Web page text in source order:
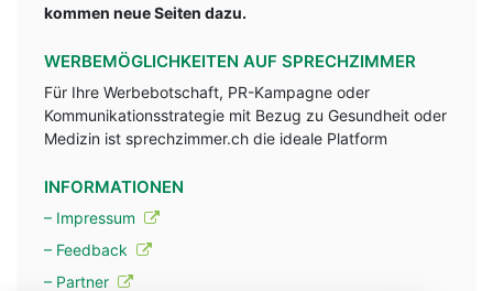
kommen neue Seiten dazu.
WERBEMÖGLICHKEITEN AUF SPRECHZIMMER
Für Ihre Werbebotschaft, PR-Kampagne oder
Kommunikationsstrategie mit Bezug zu Gesundheit oder
Medizin ist sprechzimmer.ch die ideale Platform
INFORMATIONEN
– Impressum
– Feedback
– Partner